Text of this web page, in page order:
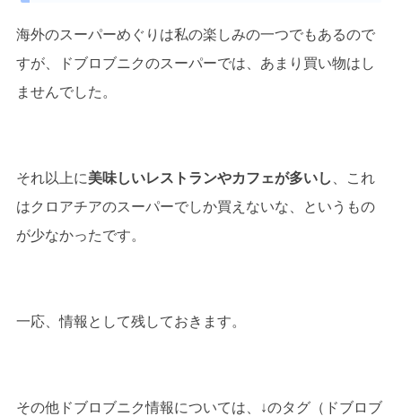
海外のスーパーめぐりは私の楽しみの一つでもあるので
すが、ドブロブニクのスーパーでは、あまり買い物はし
ませんでした。
それ以上に美味しいレストランやカフェが多いし
、これ
はクロアチアのスーパーでしか買えないな、というもの
が少なかったです。
一応、情報として残しておきます。
その他ドブロブニク情報については、↓のタグ（ドブロブ